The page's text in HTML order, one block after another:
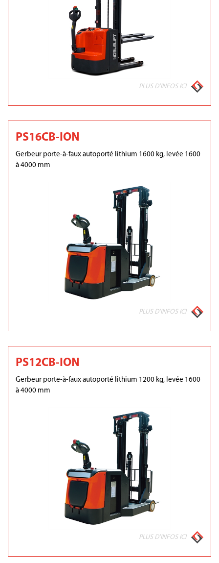
PLUS D'INFOS ICI
PS16CB-ION
Gerbeur porte-à-faux autoporté lithium 1600 kg, levée 1600
à 4000 mm
PLUS D'INFOS ICI
PS12CB-ION
Gerbeur porte-à-faux autoporté lithium 1200 kg, levée 1600
à 4000 mm
PLUS D'INFOS ICI